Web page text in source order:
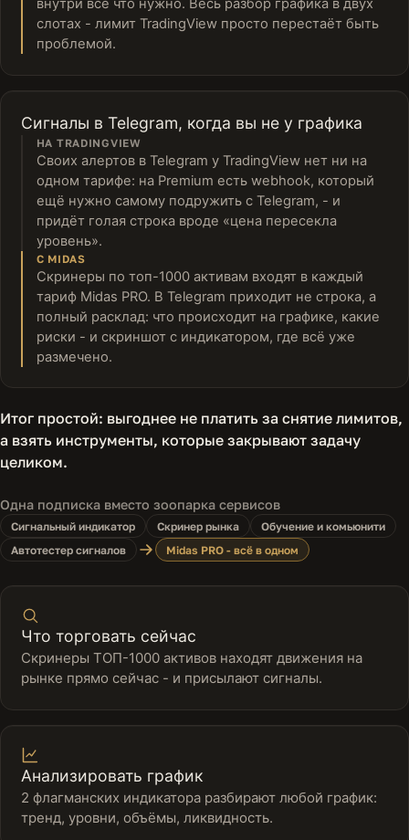
внутри всё что нужно. Весь разбор графика в двух
слотах - лимит TradingView просто перестаёт быть
проблемой.
Сигналы в Telegram, когда вы не у графика
НА TRADINGVIEW
Своих алертов в Telegram у TradingView нет ни на
одном тарифе: на Premium есть webhook, который
ещё нужно самому подружить с Telegram, - и
придёт голая строка вроде «цена пересекла
уровень».
С MIDAS
Скринеры по топ-1000 активам входят в каждый
тариф Midas PRO. В Telegram приходит не строка, а
полный расклад: что происходит на графике, какие
риски - и скриншот с индикатором, где всё уже
размечено.
Итог простой: выгоднее не платить за снятие лимитов,
а взять инструменты, которые закрывают задачу
целиком.
Одна подписка вместо зоопарка сервисов
Сигнальный индикатор Скринер рынка
Обучение и комьюнити
Автотестер сигналов
Midas PRO - всё в одном
Что торговать сейчас
Скринеры ТОП-1000 активов находят движения на
рынке прямо сейчас - и присылают сигналы.
Анализировать график
2 флагманских индикатора разбирают любой график:
тренд, уровни, объёмы, ликвидность.